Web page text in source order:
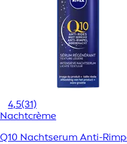
4,5(31)
Nachtcrème
Q10 Nachtserum Anti-